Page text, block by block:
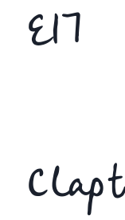
E17